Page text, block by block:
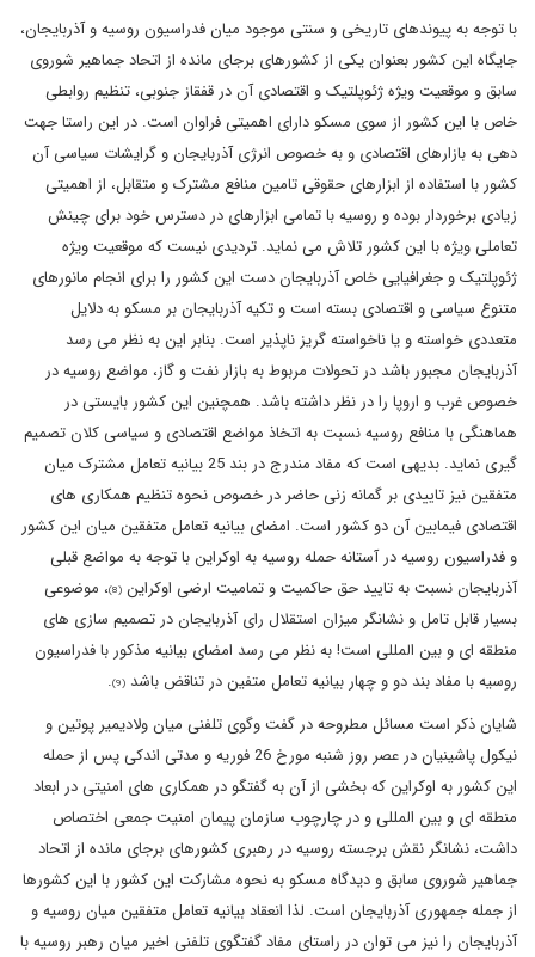
با توجه به پیوندهای تاریخی و سنتی موجود میان فدراسیون روسیه و آذربایجان،
جایگاه این کشور بعنوان یکی از کشورهای برجای مانده از اتحاد جماهیر شوروی
سابق و موقعیت ویژه ژئوپلتیک و اقتصادی آن در قفقاز جنوبی، تنظیم روابطی
خاص با این کشور از سوی مسکو دارای اهمیتی فراوان است. در این راستا جهت
دهی به بازارهای اقتصادی و به خصوص انرژی آذربایجان و گرایشات سیاسی آن
کشور با استفاده از ابزارهای حقوقی تامین منافع مشترک و متقابل، از اهمیتی
زیادی برخوردار بوده و روسیه با تمامی ابزارهای در دسترس خود برای چینش
تعاملی ویژه با این کشور تلاش می نماید. تردیدی نیست که موقعیت ویژه
ژئوپلتیک و جغرافیایی خاص آذربایجان دست این کشور را برای انجام مانورهای
متنوع سیاسی و اقتصادی بسته است و تکیه آذربایجان بر مسکو به دلایل
متعددی خواسته و یا ناخواسته گریز ناپذیر است. بنابر این به نظر می رسد
آذربایجان مجبور باشد در تحولات مربوط به بازار نفت و گاز، مواضع روسیه در
خصوص غرب و اروپا را در نظر داشته باشد. همچنین این کشور بایستی در
هماهنگی با منافع روسیه نسبت به اتخاذ مواضع اقتصادی و سیاسی کلان تصمیم
گیری نماید. بدیهی است که مفاد مندرج در بند 25 بیانیه تعامل مشترک میان
متفقین نیز تاییدی بر گمانه زنی حاضر در خصوص نحوه تنظیم همکاری های
اقتصادی فیمابین آن دو کشور است. امضای بیانیه تعامل متفقین میان این کشور
و فدراسیون روسیه در آستانه حمله روسیه به اوکراین با توجه به مواضع قبلی
آذربایجان نسبت به تایید حق حاکمیت و تمامیت ارضی اوکراین (8)
، موضوعی
بسیار قابل تامل و نشانگر میزان استقلال رای آذربایجان در تصمیم سازی های
منطقه ای و بین المللی است! به نظر می رسد امضای بیانیه مذکور با فدراسیون
روسیه با مفاد بند دو و چهار بیانیه تعامل متفین در تناقض باشد (9)
.
شایان ذکر است مسائل مطروحه در گفت وگوی تلفنی میان ولادیمیر پوتین و
نیکول پاشینیان در عصر روز شنبه مورخ 26 فوریه و مدتی اندکی پس از حمله
این کشور به اوکراین که بخشی از آن به گفتگو در همکاری های امنیتی در ابعاد
منطقه ای و بین المللی و در چارچوب سازمان پیمان امنیت جمعی اختصاص
داشت، نشانگر نقش برجسته روسیه در رهبری کشورهای برجای مانده از اتحاد
جماهیر شوروی سابق و دیدگاه مسکو به نحوه مشارکت این کشور با این کشورها
از جمله جمهوری آذربایجان است. لذا انعقاد بیانیه تعامل متفقین میان روسیه و
آذربایجان را نیز می توان در راستای مفاد گفتگوی تلفنی اخیر میان رهبر روسیه با